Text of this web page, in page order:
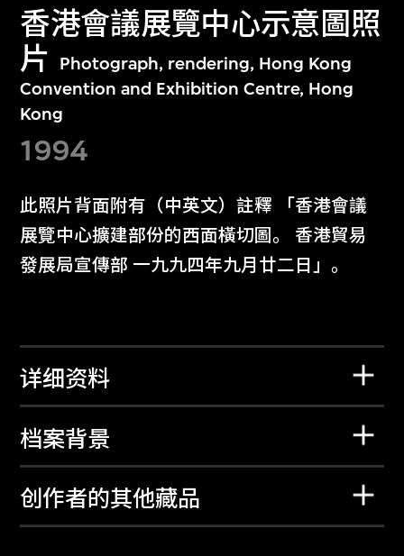
香港會議展覽中心示意圖照
片
Photograph, rendering, Hong Kong
Convention and Exhibition Centre, Hong
Kong
1994
此照片背面附有（中英文）註釋 「香港會議
展覽中心擴建部份的西面橫切圖。 香港貿易
發展局宣傳部 一九九四年九月廿二日」。
详细资料
档案背景
创作者的其他藏品